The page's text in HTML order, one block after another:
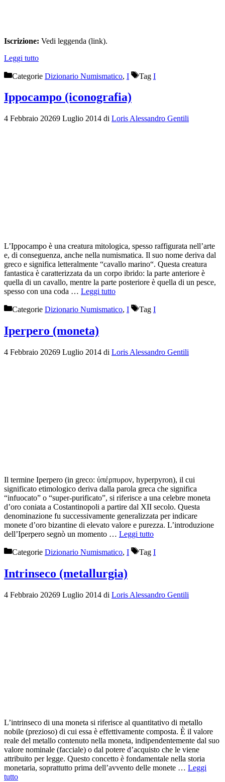
Iscrizione: Vedi leggenda (link).
Leggi tutto
Categorie Dizionario Numismatico, I Tag I
Ippocampo (iconografia)
4 Febbraio 20269 Luglio 2014 di Loris Alessandro Gentili
L’Ippocampo è una creatura mitologica, spesso raffigurata nell’arte
e, di conseguenza, anche nella numismatica. Il suo nome deriva dal
greco e significa letteralmente “cavallo marino“. Questa creatura
fantastica è caratterizzata da un corpo ibrido: la parte anteriore è
quella di un cavallo, mentre la parte posteriore è quella di un pesce,
spesso con una coda … Leggi tutto
Categorie Dizionario Numismatico, I Tag I
Iperpero (moneta)
4 Febbraio 20269 Luglio 2014 di Loris Alessandro Gentili
Il termine Iperpero (in greco: ὑπέρπυρον, hyperpyron), il cui
significato etimologico deriva dalla parola greca che significa
“infuocato” o “super-purificato”, si riferisce a una celebre moneta
d’oro coniata a Costantinopoli a partire dal XII secolo. Questa
denominazione fu successivamente generalizzata per indicare
monete d’oro bizantine di elevato valore e purezza. L’introduzione
dell’Iperpero segnò un momento … Leggi tutto
Categorie Dizionario Numismatico, I Tag I
Intrinseco (metallurgia)
4 Febbraio 20269 Luglio 2014 di Loris Alessandro Gentili
L’intrinseco di una moneta si riferisce al quantitativo di metallo
nobile (prezioso) di cui essa è effettivamente composta. È il valore
reale del metallo contenuto nella moneta, indipendentemente dal suo
valore nominale (facciale) o dal potere d’acquisto che le viene
attribuito per legge. Questo concetto è fondamentale nella storia
monetaria, soprattutto prima dell’avvento delle monete … Leggi
tutto